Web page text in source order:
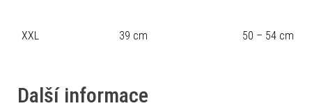
XXL 39 cm 50 – 54 cm
Další informace